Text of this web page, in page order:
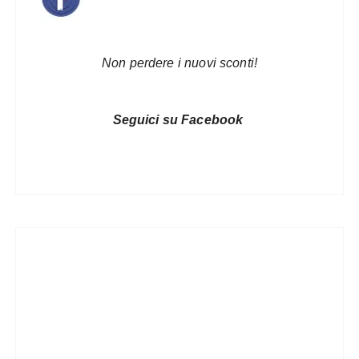
Non perdere i nuovi sconti!
Seguici su Facebook